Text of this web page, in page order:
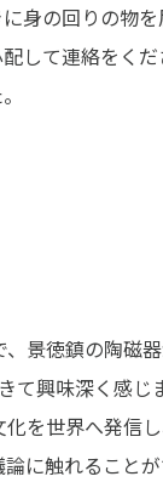
身の回りの物
して連絡をく
景徳鎮の陶磁
興味深く感じ
を世界へ発信
に触れることが